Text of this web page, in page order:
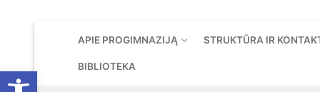
Open toolbar
APIE PROGIMNAZIJĄ STRUKTŪRA IR
BIBLIOTEKA